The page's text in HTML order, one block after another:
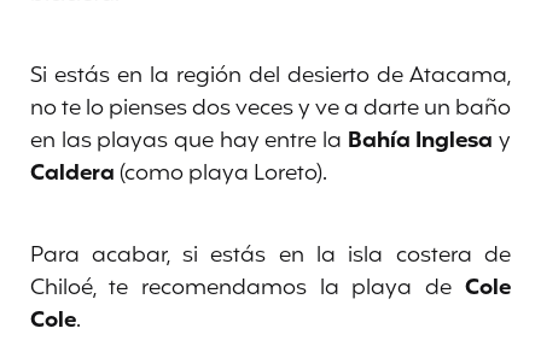
Si estás en la región del desierto de Atacama,
no te lo pienses dos veces y ve a darte un baño
en las playas que hay entre la Bahía Inglesa y
Caldera(como playa Loreto).
Para acabar, si estás en la isla costera de
Chiloé, te recomendamos la playa de Cole
Cole.